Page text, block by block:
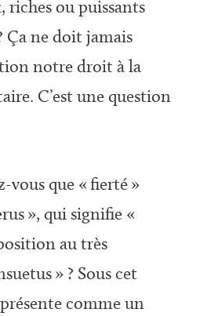
ou puissants
Ça ne doit jamais
notre droit à la
C’est une question
vous que « fierté »
», qui signifie «
au très
» ? Sous cet
comme un